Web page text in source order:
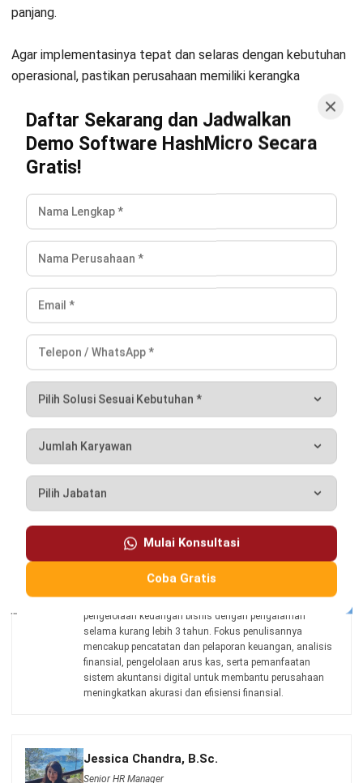
Coba Gratis
Apakah cuti sabatikal diatur dalam
undang-undang Indonesia?
CW Fulltime
Irga merupakan spesialis untuk penulisan bidang
pengelolaan keuangan bisnis dengan pengalaman
mencakup pencatatan dan pelaporan keuangan, analisis
finansial, pengelolaan arus kas, serta pemanfaatan
Jessica Chandra, B.Sc.
Senior HR Manager
Jessica adalah seorang pakar yang memiliki gelar
Bachelor of Science (BSc) dalam Psychology dari
mendalam tentang perilaku manusia dan dinamika
mengelola pengembangan talenta, dan menciptakan kerja
sama yang harmonis di dalam tim.. Selama sembilan
tahun terakhir, Jessica mendalami bidang Human
Resource Management, mengembangkan keahlian dalam
strategi rekrutmen, pengelolaan kinerja, pengembangan
mendukung budaya kerja positif dan pertumbuhan
perusahaan.
pemerintah, pedoman industri, serta publikasi terpercaya
untuk memastikan konten yang akurat dan relevan.